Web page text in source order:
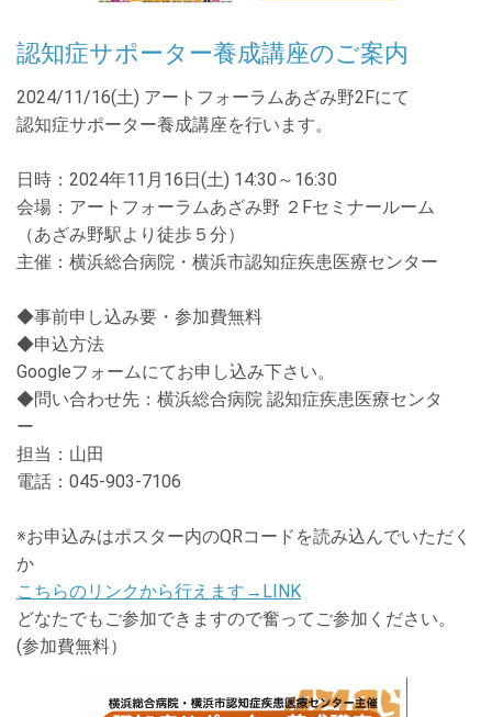
認知症サポーター養成講座のご案内
2024/11/16(土) アートフォーラムあざみ野2Fにて
認知症サポーター養成講座を行います。
日時： 2024年11 月 16 日 (土) 14:30 ～ 16:30
会場：アートフォーラムあざみ野 ２Fセミナールーム
（あざみ野駅より徒歩５分）
主催：横浜総合病院・横浜市認知症疾患医療センター
◆事前申し込み要・参加費無料
◆申込方法
Googleフォームにてお申し込み下さい。
◆問い合わせ先：横浜総合病院 認知症疾患医療センタ
ー
担当：山田
電話： 045-903-7106
※お申込みはポスター内のQRコードを読み込んでいただく
か
こちらのリンクから行えます→LINK
どなたでもご参加できますので奮ってご参加ください。
(参加費無料）